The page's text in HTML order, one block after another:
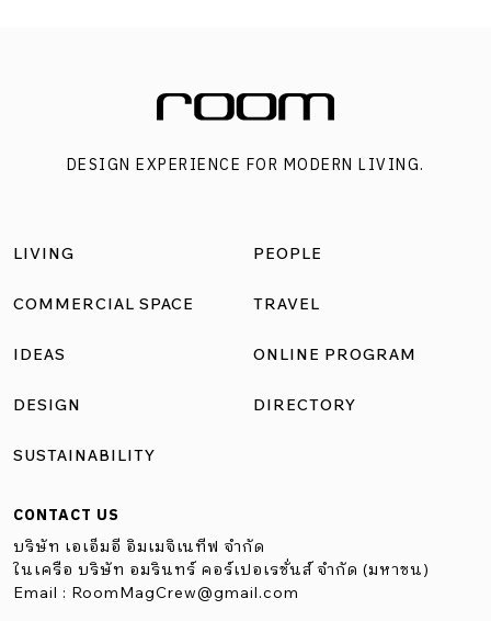
DESIGN EXPERIENCE FOR MODERN LIVING.
LIVING
COMMERCIAL SPACE
IDEAS
DESIGN
SUSTAINABILITY
PEOPLE
TRAVEL
ONLINE PROGRAM
DIRECTORY
CONTACT US
บริษัท เอเอ็มอี อิมเมจิเนทีฟ จำกัด
ในเครือ บริษัท อมรินทร์ คอร์เปอเรชั่นส์ จำกัด (มหาชน)
Email : RoomMagCrew@gmail.com